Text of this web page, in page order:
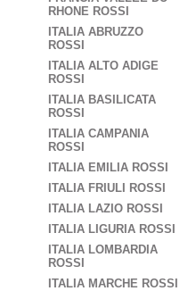
RHONE ROSSI
ITALIA ABRUZZO
ROSSI
ITALIA ALTO ADIGE
ROSSI
ITALIA BASILICATA
ROSSI
ITALIA CAMPANIA
ROSSI
ITALIA EMILIA ROSSI
ITALIA FRIULI ROSSI
ITALIA LAZIO ROSSI
ITALIA LIGURIA ROSSI
ITALIA LOMBARDIA
ROSSI
ITALIA MARCHE ROSSI